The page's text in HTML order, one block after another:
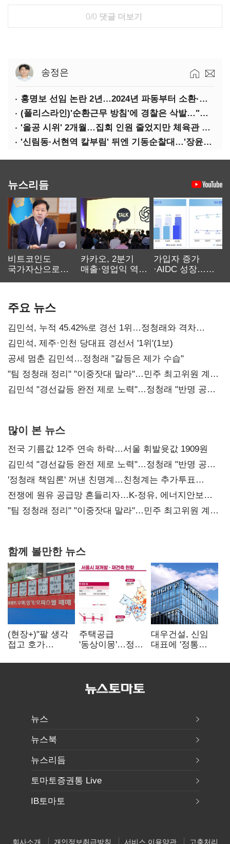
0/0 댓글 더보기
송정은
홍명보 선임 논란 2년…2024년 파동부터 소환·압색까지
(폴리스라인)'순환근무 방침'에 경찰은 삭발…"베테랑·수사력 보강 먼저"
'올공 시위' 2개월…집회 인원 줄었지만 체육관 봉쇄 계속
'신림동·서현역 칼부림' 뒤엔 기동순찰대…'장윤기 은폐·조작' 후엔 내부비리수사대
뉴스리듬
비트코인도
국가자산으로…'
카카오, 2분기
매출·영업익 역대
가입자 증가
·AIDC 성장…
주요 뉴스
김민석, 누적 45.42%로 경선 1위…정청래와 격차
0.86%p(2보)
김민석, 제주·인천 당대표 경선서 '1위'(1보)
공세 멈춘 김민석…정청래 "갈등은 제가 수습"
"팀 정청래 정리" "이중잣대 말라"…민주 최고위원 계파
다툼 격화
김민석 "경선갈등 완전 제로 노력"…정청래 "반명 공세
많이 본 뉴스
전국 기름값 12주 연속 하락…서울 휘발윳값 1909원
김민석 "경선갈등 완전 제로 노력"…정청래 "반명 공세
사과부터"
'정청래 책임론' 꺼낸 친명계…친청계는 추가투표
때리기
전쟁에 원유 공급망 흔들리자…K-정유, 에너지안보
핵심으로 재부상
"팀 정청래 정리" "이중잣대 말라"…민주 최고위원 계파
함께 볼만한 뉴스
(현장+)"팔 생각
접고 호가
똘똘한 한 채'
주택공급
'동상이몽'…정부
없으면 '공수표'
대우건설, 신임
대표에 '정통
부사장 내정
뉴스
뉴스북
뉴스리듬
토마토증권통 Live
IB토마토
회사소개 개인정보취급방침 서비스 이용약관 고충처리